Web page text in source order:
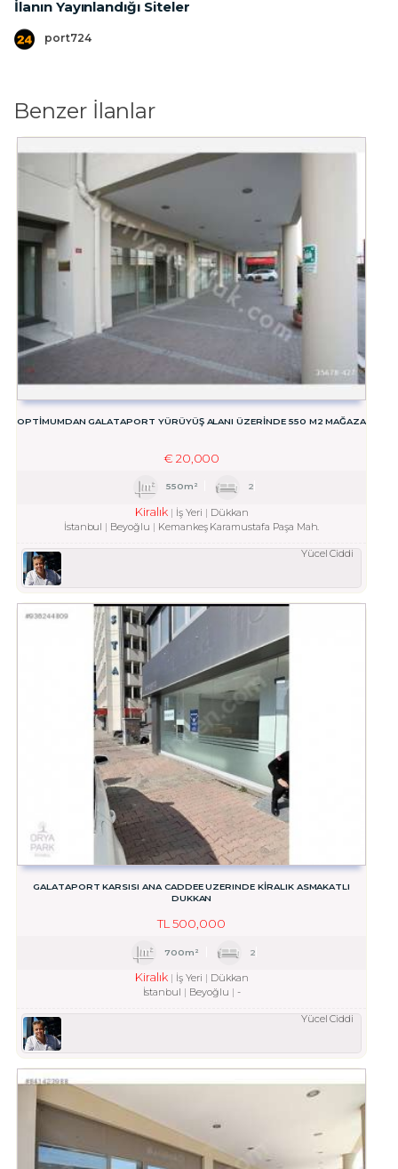
İlanın Yayınlandığı Siteler
port724
Benzer İlanlar
OPTİMUMDAN GALATAPORT YÜRÜYÜŞ ALANI ÜZERİNDE 550 M2 MAĞAZA
€ 20,000
550m² 2
Kiralık İş Yeri
Dükkan
İstanbul
Beyoğlu Kemankeş Karamustafa Paşa Mah.
Yücel Ciddi
GALATAPORT KARSISI ANA CADDEE UZERINDE KIRALIK ASMAKATLI
DUKKAN
TL 500,000
700m² 2
Kiralık İş Yeri
Dükkan
İstanbul
Beyoğlu -
Yücel Ciddi